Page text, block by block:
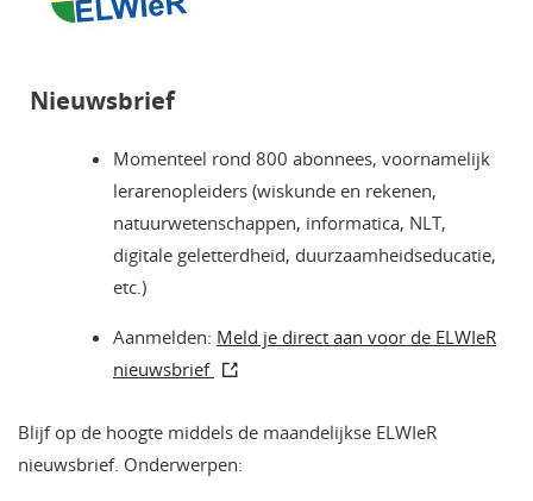
Nieuwsbrief
Momenteel rond 800 abonnees, voornamelijk
lerarenopleiders (wiskunde en rekenen,
natuurwetenschappen, informatica, NLT,
digitale geletterdheid, duurzaamheidseducatie,
etc.)
Aanmelden: Meld je direct aan voor de ELWIeR
nieuwsbrief
Blijf op de hoogte middels de maandelijkse ELWIeR
nieuwsbrief. Onderwerpen: